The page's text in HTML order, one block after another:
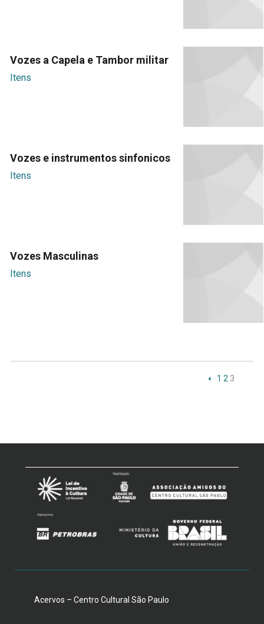
Vozes a Capela e Tambor militar
Itens
Vozes e instrumentos sinfonicos
Itens
Vozes Masculinas
Itens
1 2 3
Acervos – Centro Cultural São Paulo